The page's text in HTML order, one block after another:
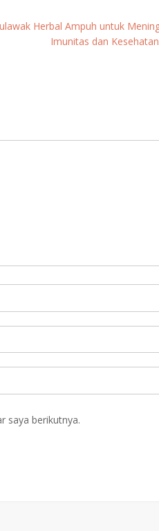
Herbal Ampuh untuk
Imunitas dan
saya berikutnya.